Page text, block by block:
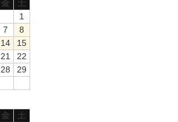
金
土
1
7
8
14
15
21
22
28
29
金
土